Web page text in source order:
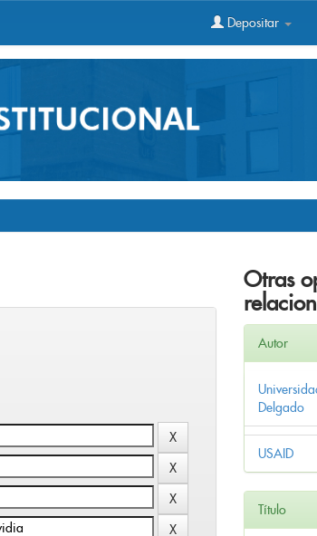
Depositar
Otras
Autor
Delgado
USAID
Título